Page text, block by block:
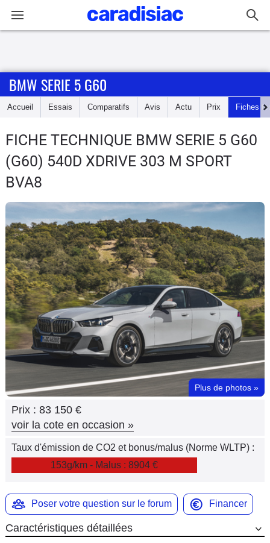
Accueil
Essais
Guide
d'achat
Electriques
Utilitaires
Flottes
Auto
Services
Forum
Moto
Marques
BMW SERIE 5 G60
Accueil Essais Comparatifs Avis Actu Prix Fiches
FICHE TECHNIQUE BMW SERIE 5 G60
(G60) 540D XDRIVE 303 M SPORT
BVA8
Plus de photos »
Prix : 83 150 €
voir la cote en occasion »
Taux d'émission de CO2 et bonus/malus (Norme WLTP) :
153g/km - Malus : 8904 €
Poser votre question sur le forum Financer
Caractéristiques détaillées